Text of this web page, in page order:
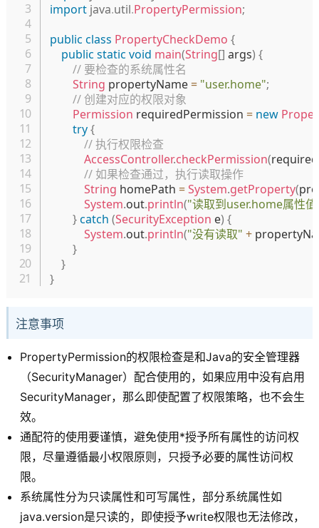
import java.util.PropertyPermission;
public class PropertyCheckDemo {
public static void main(String[] args) {
// 要检查的系统属性名
String propertyName = "user.home";
// 创建对应的权限对象
Permission requiredPermission = new
try{
// 执行权限检查
AccessController.checkPermission(
// 如果检查通过，执行读取操作
String homePath =System.getProperty(
System.out.println("读取到user.home属性
}catch (SecurityException e) {
System.out.println("没有读取" +
}
}
}
注意事项
PropertyPermission的权限检查是和Java的安全管理器
（SecurityManager）配合使用的，如果应用中没有启用
SecurityManager，那么即使配置了权限策略，也不会生
效。
通配符的使用要谨慎，避免使用*授予所有属性的访问权
限，尽量遵循最小权限原则，只授予必要的属性访问权
限。
系统属性分为只读属性和可写属性，部分系统属性如
java.version是只读的，即使授予write权限也无法修改，